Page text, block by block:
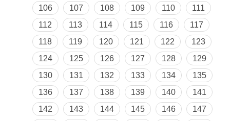
106
107 108 109 110
111
112
113 114 115 116
117
118
119 120 121 122
123
124
125 126 127 128
129
130
131 132 133 134
135
136
137 138 139 140
141
142
143 144 145 146
147